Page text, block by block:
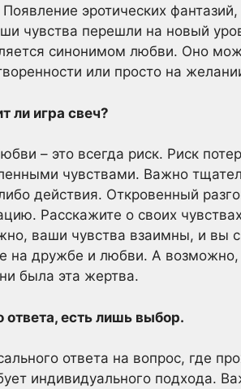
Появление эротических
чувства перешли на новый
синонимом любви. Оно
или просто на
ли игра свеч?
– это всегда риск. Риск
чувствами. Важно
действия. Откровенный
Расскажите о своих
ваши чувства взаимны, и вы
на дружбе и любви. А возможно,
была эта жертва.
ответа, есть лишь выбор.
ответа на вопрос, где
индивидуального подхода.